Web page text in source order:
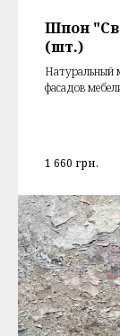
Шпон
(шт.)
Натуральный
фасадов
1 660 грн.